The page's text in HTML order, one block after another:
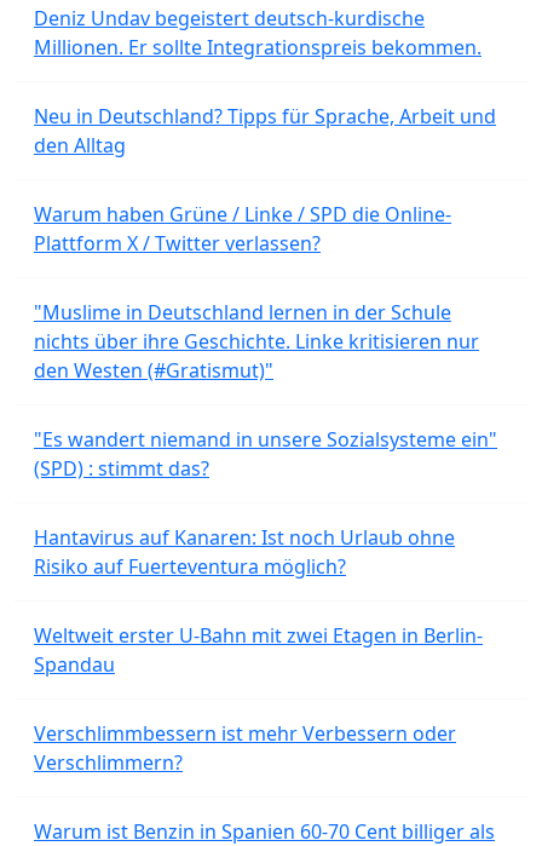
Deniz Undav begeistert deutsch-kurdische
Millionen. Er sollte Integrationspreis bekommen.
Neu in Deutschland? Tipps für Sprache, Arbeit und
den Alltag
Warum haben Grüne / Linke / SPD die Online-
Plattform X / Twitter verlassen?
"Muslime in Deutschland lernen in der Schule
nichts über ihre Geschichte. Linke kritisieren nur
den Westen (#Gratismut)"
"Es wandert niemand in unsere Sozialsysteme ein"
(SPD) : stimmt das?
Hantavirus auf Kanaren: Ist noch Urlaub ohne
Risiko auf Fuerteventura möglich?
Weltweit erster U-Bahn mit zwei Etagen in Berlin-
Spandau
Verschlimmbessern ist mehr Verbessern oder
Verschlimmern?
Warum ist Benzin in Spanien 60-70 Cent billiger als